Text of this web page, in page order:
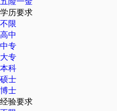
学历要求
不限
高中
中专
大专
本科
硕士
博士
经验要求